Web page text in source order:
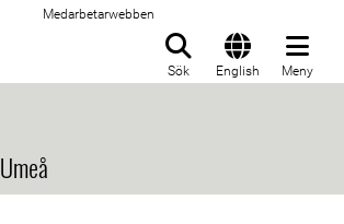
Medarbetarwebben
Sök English Meny
Umeå